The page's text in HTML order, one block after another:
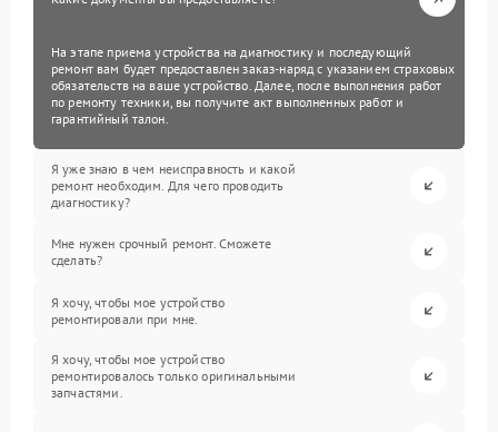
На этапе приема устройства на диагностику и последующий
ремонт вам будет предоставлен заказ-наряд с указанием страховых
обязательств на ваше устройство. Далее, после выполнения работ
по ремонту техники, вы получите акт выполненных работ и
гарантийный талон.
Я уже знаю в чем неисправность и какой
ремонт необходим. Для чего проводить
диагностику?
Мне нужен срочный ремонт. Сможете
сделать?
Я хочу, чтобы мое устройство
ремонтировали при мне.
Я хочу, чтобы мое устройство
ремонтировалось только оригинальными
запчастями.